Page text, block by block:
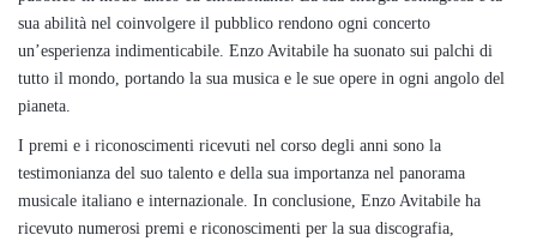
sua abilità nel coinvolgere il pubblico rendono ogni concerto
un’esperienza indimenticabile. Enzo Avitabile ha suonato sui palchi di
tutto il mondo, portando la sua musica e le sue opere in ogni angolo del
pianeta.
I premi e i riconoscimenti ricevuti nel corso degli anni sono la
testimonianza del suo talento e della sua importanza nel panorama
musicale italiano e internazionale. In conclusione, Enzo Avitabile ha
ricevuto numerosi premi e riconoscimenti per la sua discografia,